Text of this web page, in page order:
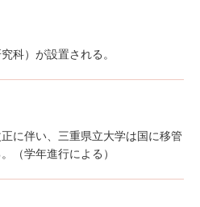
科）が設置される。
に伴い、三重県立大学は国に移管
（学年進行による）